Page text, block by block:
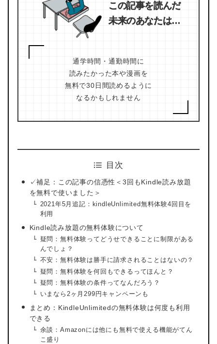
この記事を読んだ
未来のあなたは…
通学時間・通勤時間に
読みたかった本や漫画を
無料で30日間読めるように
なるかもしれません
目次
✓補足：この記事の信憑性＜3回もKindle読み放題
を無料で使いました＞
2021年5月追記：kindleUnlimited無料体験4回目を
利用
Kindle読み放題の無料体験について
疑問：無料体験ってどうせできることに制限がある
んでしょ？
不安：無料体験は勝手に請求されることはないの？
疑問：無料体験を何回もできるってほんと？
疑問：無料体験の条件ってなんだろう？
いまなら2ヶ月299円キャンペーンも
まとめ：KindleUnlimitedの無料体験は何度も利用
できる
余談：Amazonには他にも無料で使える機能がてん
こ盛り